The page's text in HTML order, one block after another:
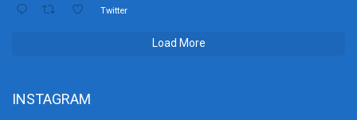
Twitter
Load More
INSTAGRAM